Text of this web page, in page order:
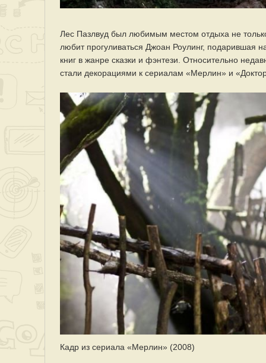
Лес Пазлвуд был любимым местом отдыха не
любит прогуливаться Джоан Роулинг, подарившая
книг в жанре сказки и фэнтези. Относительно
стали декорациями к сериалам «Мерлин» и
Кадр из сериала «Мерлин» (2008)